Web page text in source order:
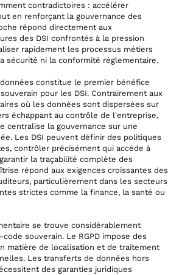
contradictoires : accélérer
en renforçant la gouvernance des
répond directement aux
des DSI confrontés à la pression
rapidement les processus métiers
sécurité ni la conformité réglementaire.
constitue le premier bénéfice
pour les DSI. Contrairement aux
où les données sont dispersées sur
échappant au contrôle de l'entreprise,
centralise la gouvernance sur une
Les DSI peuvent définir des politiques
contrôler précisément qui accède à
la traçabilité complète des
répond aux exigences croissantes des
particulièrement dans les secteurs
strictes comme la finance, la santé ou
se trouve considérablement
souverain. Le RGPD impose des
matière de localisation et de traitement
Les transferts de données hors
des garanties juridiques